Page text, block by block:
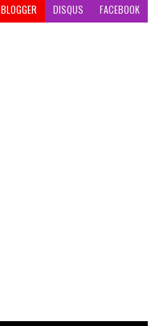
BLOGGER DISQUS FACEBOOK